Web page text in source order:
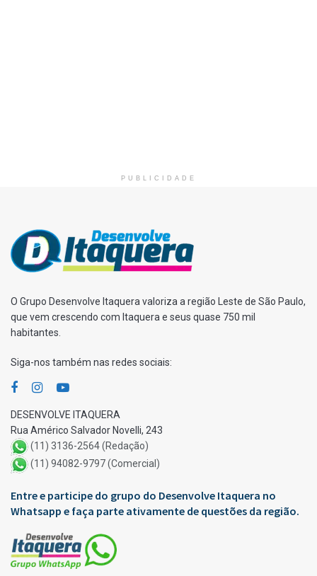
PUBLICIDADE
O Grupo Desenvolve Itaquera valoriza a região Leste de São Paulo,
que vem crescendo com Itaquera e seus quase 750 mil
habitantes.
Siga-nos também nas redes sociais:
DESENVOLVE ITAQUERA
Rua Américo Salvador Novelli, 243
(11) 3136-2564 (Redação)
(11) 94082-9797 (Comercial)
Entre e participe do grupo do Desenvolve Itaquera no
Whatsapp e faça parte ativamente de questões da região.